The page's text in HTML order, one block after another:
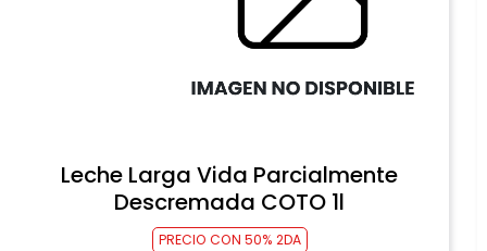
Leche Larga Vida Parcialmente
Descremada COTO 1l
PRECIO CON 50% 2DA